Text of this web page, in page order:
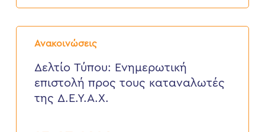
2026
Ανακοινώσεις
Δελτίο
Τύπου:
επιστολή
προς
τους
καταναλωτές
Δελτίο Τύπου: Eνημερωτική
επιστολή προς τους καταναλωτές
της Δ.Ε.Υ.Α.Χ.